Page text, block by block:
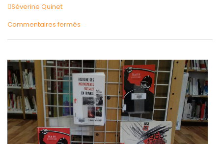
Author
Séverine Quinet
Commentaires fermés